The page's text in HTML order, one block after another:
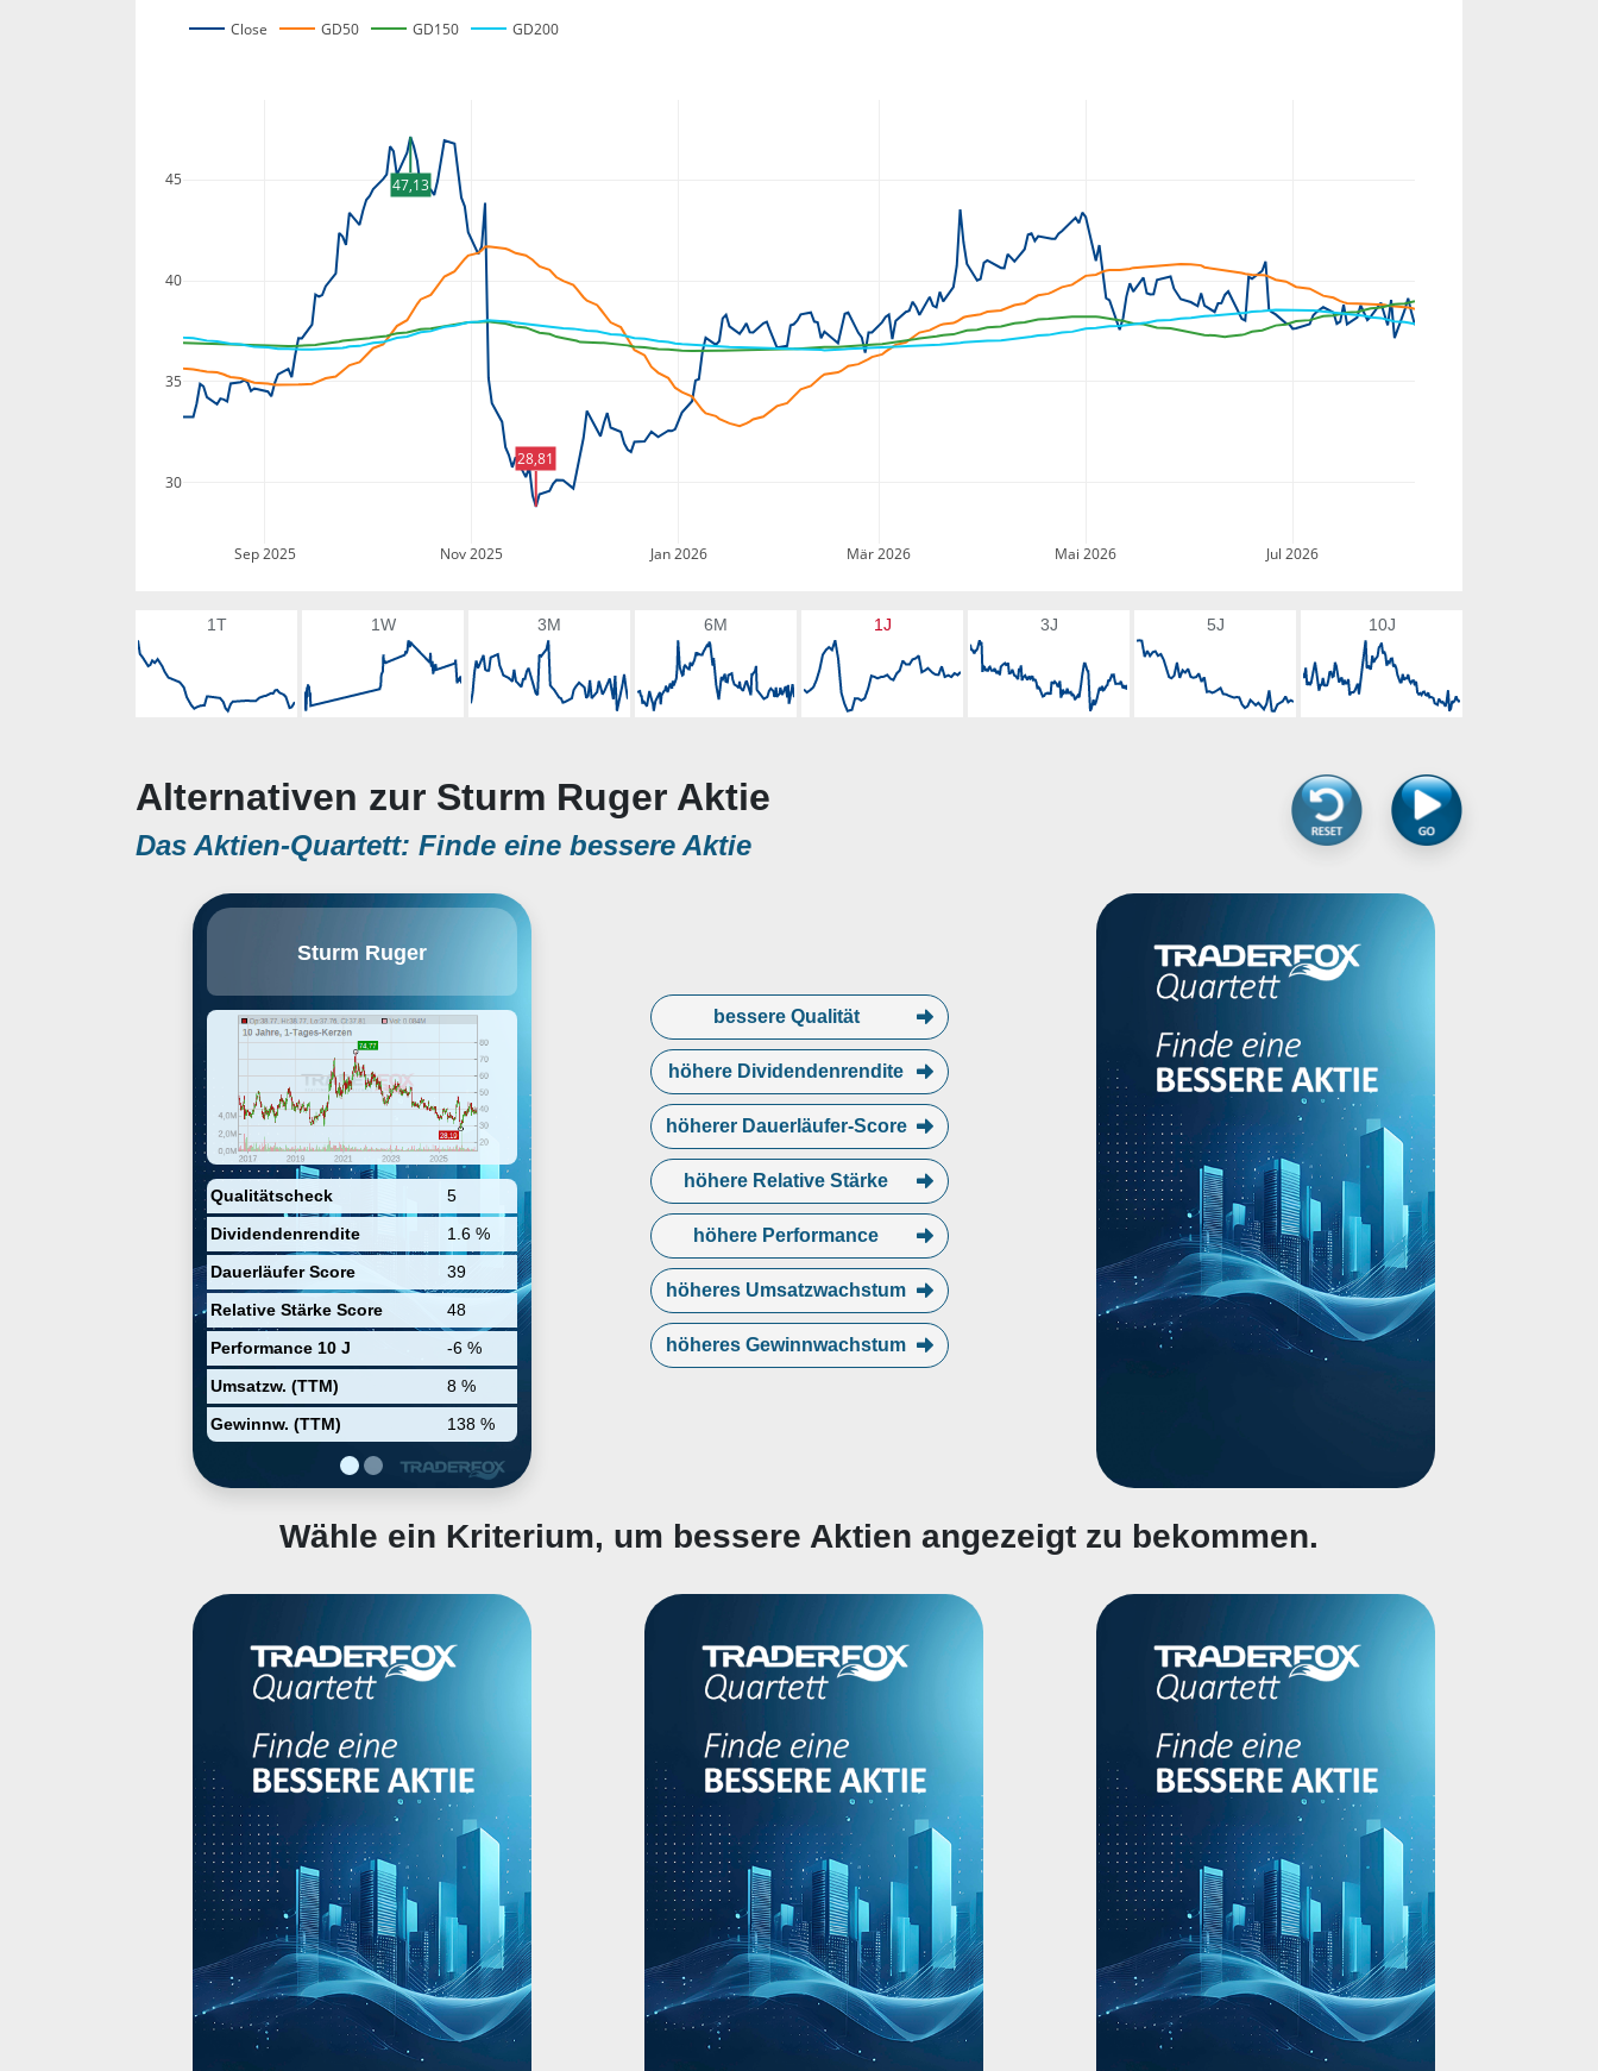
Sep 2025 Nov 2025 Jan 2026 Mär 2026 Mai 2026 Jul 2026
30
35
40
45
Close GD50 GD150 GD200
47,13
28,81
1T 1W 3M 6M 1J 3J 5J 10J
Alternativen zur Sturm Ruger Aktie
Das Aktien-Quartett: Finde eine bessere Aktie
Sturm Ruger
Qualitätscheck
5
Dividendenrendite
1.6 %
Dauerläufer Score
39
Relative Stärke Score
48
Performance 10 J
-6 %
Umsatzw. (TTM)
8 %
Gewinnw. (TTM)
138 %
in the business of designing,
firearms to domestic customers. It
operates under the Firearms and
Castings segments. The Firearms
segment focuses on
manufacturing and selling rifles,
pistols, and revolvers principally
to a number of federally licensed,
independent wholesale
distributors. The Castings
segment offers steel investment
castings and metal injection
molding parts. The company was
founded by William B. Ruger in
1949 and is headquartered in
Southport, CT.
bessere Qualität
höhere Dividendenrendite
höherer Dauerläufer-Score
höhere Relative Stärke
höhere Performance
höheres Umsatzwachstum
höheres Gewinnwachstum
Wähle ein Kriterium, um bessere Aktien angezeigt zu bekommen.